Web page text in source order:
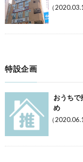
（
特設企画
おうちで
め
（